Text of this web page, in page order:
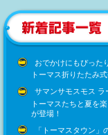
おでかけにもぴった
トーマス折りたたみ
サマンサモスモス ラ
トーマスたちと夏を
が登場！
「トーマスタウン」